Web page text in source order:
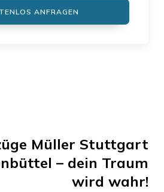
ANFRAGEN
Müller Stuttgart
– dein Traum
wird wahr!